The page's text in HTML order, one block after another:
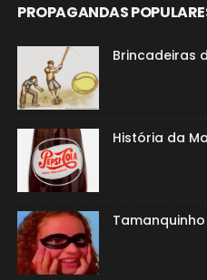
PROPAGANDAS
Brincadeiras
História da